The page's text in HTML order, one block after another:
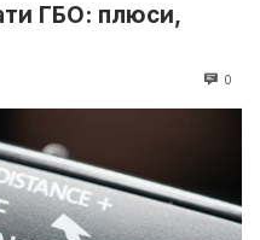
ГБО: плюси,
0